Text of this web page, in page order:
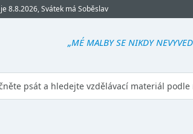
8.8.2026, Svátek má Soběslav
„MÉ MALBY SE NIKDY